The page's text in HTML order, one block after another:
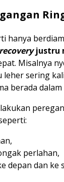
hanya
justru
Misalnya
sering
berada dalam
perlahan,
depan dan ke